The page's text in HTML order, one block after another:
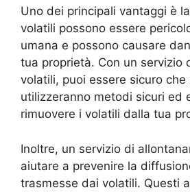
Uno dei principali vantaggi è
volatili possono essere
umana e possono causare
tua proprietà. Con un servizio
volatili, puoi essere sicuro che
utilizzeranno metodi sicuri ed
rimuovere i volatili dalla tua
Inoltre, un servizio di
aiutare a prevenire la
trasmesse dai volatili. Questi